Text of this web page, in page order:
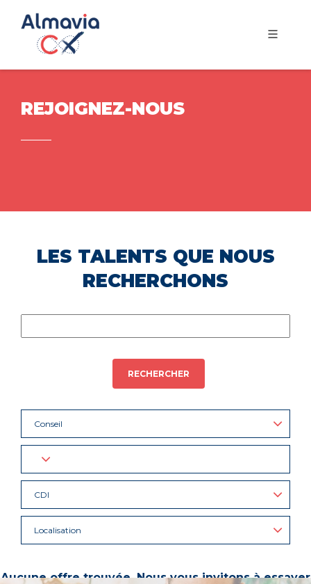
REJOIGNEZ-NOUS
LES TALENTS QUE NOUS
RECHERCHONS
RECHERCHER
Conseil
CDI
Localisation
Aucune offre trouvée. Nous vous invitons à essayer